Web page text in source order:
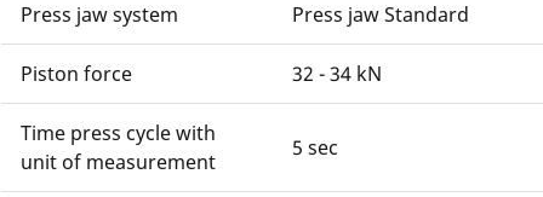
Press jaw system Press jaw Standard
Piston force 32 - 34 kN
Time press cycle with
unit of measurement
5 sec